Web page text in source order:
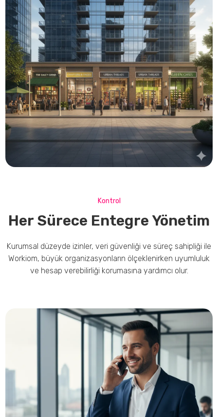
Kontrol
Her Sürece Entegre Yönetim
Kurumsal düzeyde izinler, veri güvenliği ve süreç sahipliği ile
Workiom, büyük organizasyonların ölçeklenirken uyumluluk
ve hesap verebilirliği korumasına yardımcı olur.